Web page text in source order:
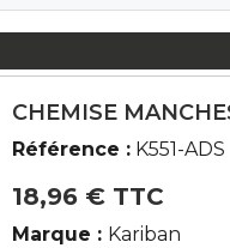
CHEMISE
Référence : K551-ADS
18,96 € TTC
Marque : Kariban